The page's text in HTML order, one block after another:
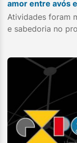
amor entre avós
Atividades foram
e sabedoria no